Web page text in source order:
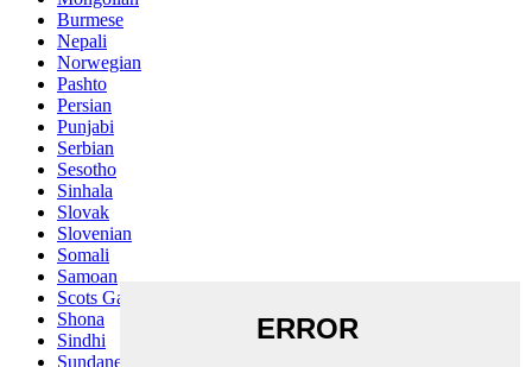
Burmese
Nepali
Norwegian
Pashto
Persian
Punjabi
Serbian
Sesotho
Sinhala
Slovak
Slovenian
Somali
Samoan
Scots Gaelic
Shona
Sindhi
Sundanese